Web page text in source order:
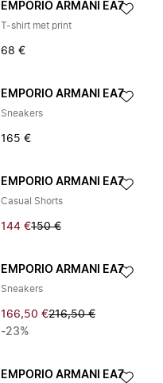
EMPORIO ARMANI EA7
T-shirt met print
68 €
EMPORIO ARMANI EA7
Sneakers
165 €
EMPORIO ARMANI EA7
Casual Shorts
144 €150 €
EMPORIO ARMANI EA7
Sneakers
166,50 €216,50 €
-23%
EMPORIO ARMANI EA7